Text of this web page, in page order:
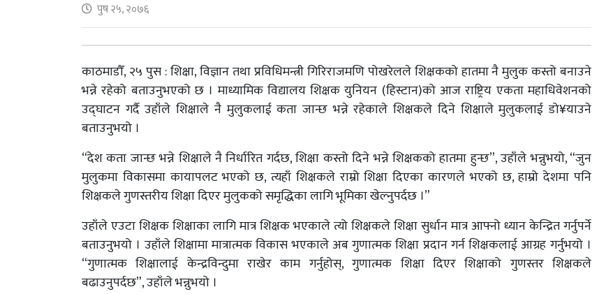
पुष २५, २०७६
काठमाडौँ, २५ पुस : शिक्षा, विज्ञान तथा प्रविधिमन्त्री गिरिराजमणि पोखरेलले शिक्षकको हातमा नै मुलुक कस्तो बनाउने
भन्ने रहेको बताउनुभएको छ । माध्यामिक विद्यालय शिक्षक युनियन (हिस्टान)को आज राष्ट्रिय एकता महाधिवेशनको
उद्घाटन गर्दै उहाँले शिक्षाले नै मुलुकलाई कता जान्छ भन्ने रहेकाले शिक्षकले दिने शिक्षाले मुलुकलाई डो¥याउने
बताउनुभयो ।
“देश कता जान्छ भन्ने शिक्षाले नै निर्धारित गर्दछ, शिक्षा कस्तो दिने भन्ने शिक्षकको हातमा हुन्छ”, उहाँले भन्नुभयो, “जुन
मुलुकमा विकासमा कायापलट भएको छ, त्यहाँ शिक्षकले राम्रो शिक्षा दिएका कारणले भएको छ, हाम्रो देशमा पनि
शिक्षकले गुणस्तरीय शिक्षा दिएर मुलुकको समृद्धिका लागि भूमिका खेल्नुपर्दछ ।”
उहाँले एउटा शिक्षक शिक्षाका लागि मात्र शिक्षक भएकाले त्यो शिक्षकले शिक्षा सुर्धान मात्र आफ्नो ध्यान केन्द्रित गर्नुपर्ने
बताउनुभयो । उहाँले शिक्षामा मात्रात्मक विकास भएकाले अब गुणात्मक शिक्षा प्रदान गर्न शिक्षकलाई आग्रह गर्नुभयो ।
“गुणात्मक शिक्षालाई केन्द्रविन्दुमा राखेर काम गर्नुहोस्, गुणात्मक शिक्षा दिएर शिक्षाको गुणस्तर शिक्षकले
बढाउनुपर्दछ”, उहाँले भन्नुभयो ।